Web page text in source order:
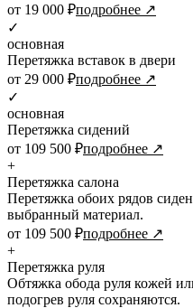
от 19 000 ₽подробнее ↗
✓
основная
Перетяжка вставок в двери
от 29 000 ₽подробнее ↗
✓
основная
Перетяжка сидений
от 109 500 ₽подробнее ↗
+
Перетяжка салона
Перетяжка обоих рядов
выбранный материал.
от 109 500 ₽подробнее ↗
+
Перетяжка руля
Обтяжка обода руля кожей
подогрев руля сохраняются.